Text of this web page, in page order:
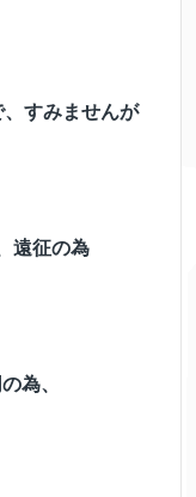
すみませんが
遠征の為
為、